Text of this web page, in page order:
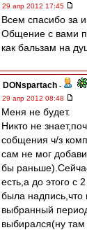
29 апр 2012 17:45
Всем спасибо за
Общение с вами
как бальзам на
DONspartach -
29 апр 2012 08:48
Меня не будет.
Никто не
собщения ч/з
сам не мог
бы
есть,а до этого с
была надпись,что
выбранный
выбирался(ну там